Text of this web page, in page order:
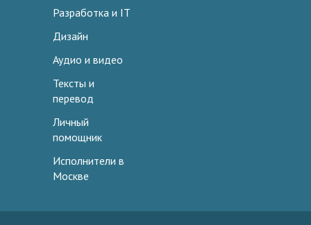
Разработка и IT
Дизайн
Аудио и видео
Тексты и
перевод
Личный
помощник
Исполнители в
Москве